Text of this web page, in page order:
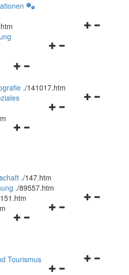
Navigationsmenü
Navigationsmenü
und
schließen
./141017.htm
Navigationsmenü
Navigationsmenü
./147.htm
./89557.htm
Navigationsmenü
Navigationsmenü
Navigationsmenü
Tourismus